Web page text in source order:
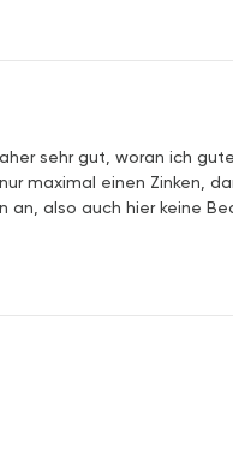
sehr gut, woran ich
maximal einen Zinken,
also auch hier keine